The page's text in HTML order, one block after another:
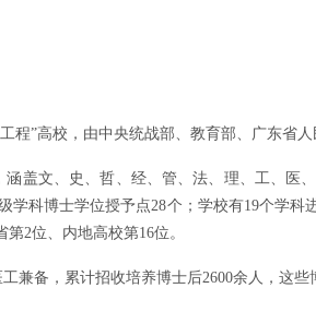
”高校，由中央统战部、教育部、广东省
盖文、史、哲、经、管、法、理、工、
学科博士学位授予点28个；学校有19个学
2位、内地高校第16位。
兼备，累计招收培养博士后2600余人，这